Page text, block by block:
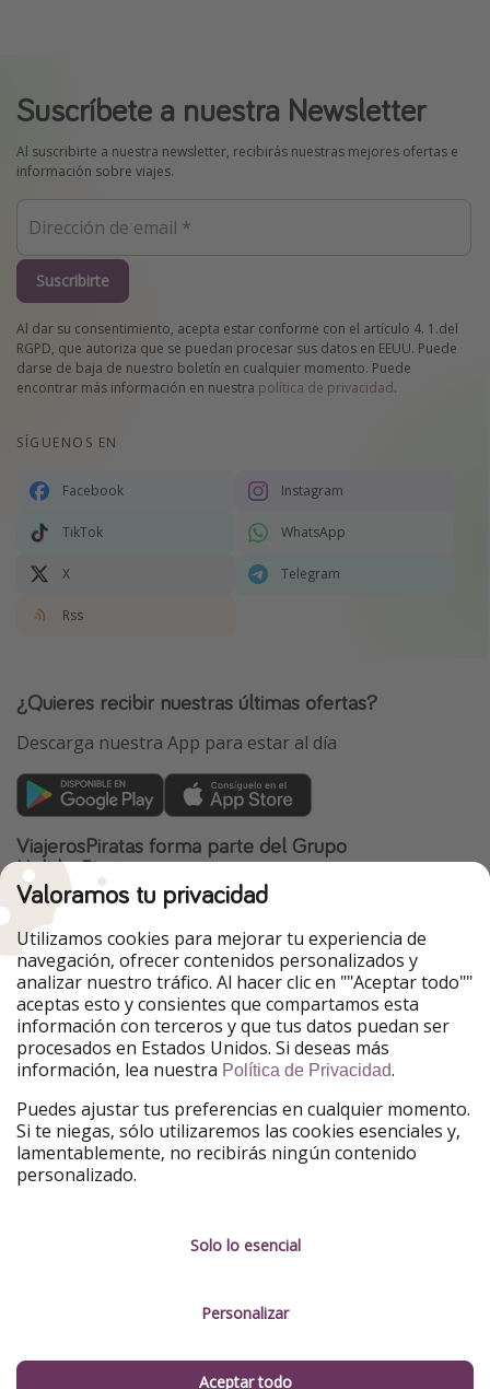
Suscríbete a nuestra Newsletter
Al suscribirte a nuestra newsletter, recibirás nuestras mejores ofertas e
información sobre viajes.
Suscribirte
Al dar su consentimiento, acepta estar conforme con el artículo 4. 1.del
RGPD, que autoriza que se puedan procesar sus datos en EEUU. Puede
darse de baja de nuestro boletín en cualquier momento. Puede
encontrar más información en nuestra política de privacidad.
SÍGUENOS EN
Facebook Instagram
TikTok WhatsApp
X Telegram
Rss
¿Quieres recibir nuestras últimas ofertas?
Descarga nuestra App para estar al día
ViajerosPiratas forma parte del Grupo
HolidayPirates
Nuestros mercados
PiratinViaggio
HolidayPirates
VakantiePiraten
WakacyjniPiraci
VoyagesPirates
Ferienpiraten
Urlaubspiraten
Urlaubspiraten
TravelPirates
Nuestro grupo
HolidayPirates Group
Conócenos mejor
Sobre ViajerosPiratas
Sostenibilidad
Información legal
Gestionar servicios
Valoramos tu privacidad
Utilizamos cookies para mejorar tu experiencia de
navegación, ofrecer contenidos personalizados y
analizar nuestro tráfico. Al hacer clic en ""Aceptar todo""
aceptas esto y consientes que compartamos esta
información con terceros y que tus datos puedan ser
procesados en Estados Unidos. Si deseas más
información, lea nuestra Política de Privacidad.
Puedes ajustar tus preferencias en cualquier momento.
Si te niegas, sólo utilizaremos las cookies esenciales y,
lamentablemente, no recibirás ningún contenido
personalizado.
Solo lo esencial
Personalizar
Aceptar todo